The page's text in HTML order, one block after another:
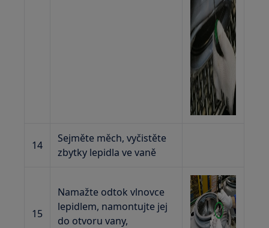
14
Sejměte měch, vyčistěte
zbytky lepidla ve vaně
15
Namažte odtok vlnovce
lepidlem, namontujte jej
do otvoru vany,